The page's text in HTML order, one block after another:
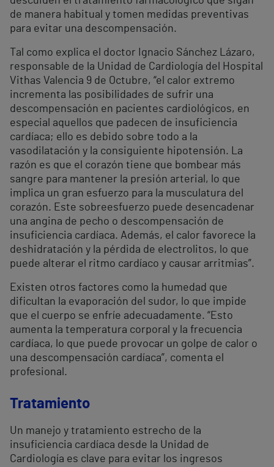
de manera habitual y tomen medidas preventivas
para evitar una descompensación.
Tal como explica el doctor Ignacio Sánchez Lázaro,
responsable de la Unidad de Cardiología del Hospital
Vithas Valencia 9 de Octubre, “el calor extremo
incrementa las posibilidades de sufrir una
descompensación en pacientes cardiológicos, en
especial aquellos que padecen de insuficiencia
cardíaca; ello es debido sobre todo a la
vasodilatación y la consiguiente hipotensión. La
razón es que el corazón tiene que bombear más
sangre para mantener la presión arterial, lo que
implica un gran esfuerzo para la musculatura del
corazón. Este sobreesfuerzo puede desencadenar
una angina de pecho o descompensación de
insuficiencia cardíaca. Además, el calor favorece la
deshidratación y la pérdida de electrolitos, lo que
puede alterar el ritmo cardíaco y causar arritmias”.
Existen otros factores como la humedad que
dificultan la evaporación del sudor, lo que impide
que el cuerpo se enfríe adecuadamente. “Esto
aumenta la temperatura corporal y la frecuencia
cardíaca, lo que puede provocar un golpe de calor o
una descompensación cardíaca”, comenta el
profesional.
Tratamiento
Un manejo y tratamiento estrecho de la
insuficiencia cardíaca desde la Unidad de
Cardiología es clave para evitar los ingresos